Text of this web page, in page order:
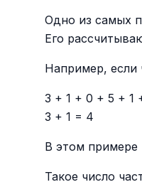
Одно из самых
Его
Например, если
3 + 1 + 0 + 5 + 1
3 + 1 = 4
В этом примере
Такое число